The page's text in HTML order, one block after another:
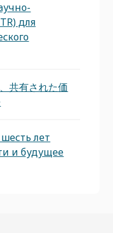
для
共有された価
лет
и будущее